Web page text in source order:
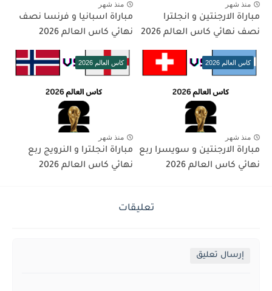
منذ شهر
مباراة الارجنتين و انجلترا
نصف نهائي كاس العالم 2026
منذ شهر
مباراة اسبانيا و فرنسا نصف
نهائي كاس العالم 2026
كاس العالم 2026
منذ شهر
مباراة الارجنتين و سويسرا ربع
نهائي كاس العالم 2026
كاس العالم 2026
منذ شهر
مباراة انجلترا و النرويج ربع
نهائي كاس العالم 2026
تعليقات
إرسال تعليق